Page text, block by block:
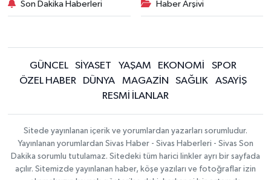
Son Dakika Haberleri Haber Arşivi
GÜNCEL SİYASET YAŞAM EKONOMİ
SPOR
ÖZEL HABER
DÜNYA MAGAZİN SAĞLIK
ASAYİŞ
RESMİ İLANLAR
Sitede yayınlanan içerik ve yorumlardan yazarları sorumludur.
Yayınlanan yorumlardan Sivas Haber - Sivas Haberleri - Sivas Son
Dakika sorumlu tutulamaz. Sitedeki tüm harici linkler ayrı bir sayfada
açılır. Sitemizde yayınlanan haber, köşe yazıları ve fotoğraflar izin